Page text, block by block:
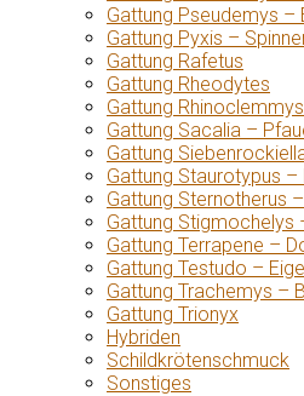
Gattung Pseudemys
Gattung Pyxis –
Gattung Rafetus
Gattung Rheodytes
Gattung
Gattung Sacalia –
Gattung
Gattung Staurotypus
Gattung Sternotherus
Gattung Stigmochelys
Gattung Terrapene –
Gattung Testudo –
Gattung Trachemys –
Gattung Trionyx
Hybriden
Schildkrötenschmuck
Sonstiges